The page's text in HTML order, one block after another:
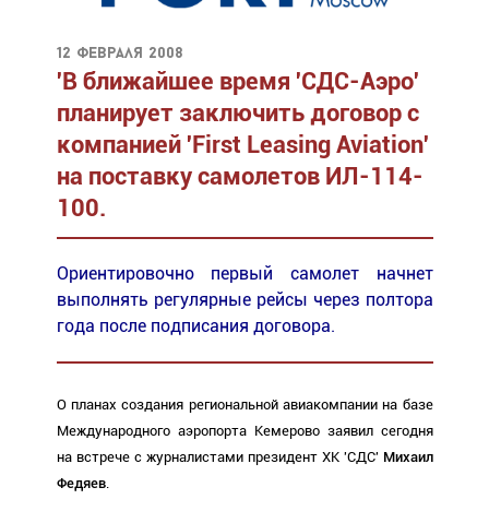
12 февраля 2008
'В ближайшее время 'СДС-Аэро'
планирует заключить договор с
компанией 'First Leasing Aviation'
на поставку самолетов ИЛ-114-
100.
Ориентировочно первый самолет начнет
выполнять регулярные рейсы через полтора
года после подписания договора.
О планах создания региональной авиакомпании на базе
Международного аэропорта Кемерово заявил сегодня
на встрече с журналистами президент ХК 'СДС' Михаил
Федяев.